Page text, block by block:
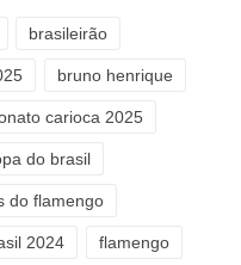
brasileirão
bruno henrique
carioca 2025
do brasil
do flamengo
2024 flamengo